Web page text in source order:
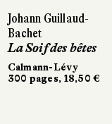
Johann Guillaud-
Bachet
La Soif des bêtes
Calmann-Lévy
300 pages, 18,50 €